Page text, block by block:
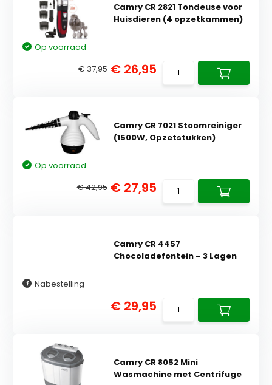
Camry CR 2821 Tondeuse voor
Huisdieren (4 opzetkammen)
Op voorraad
€ 37,95 € 26,95
Camry CR 7021 Stoomreiniger
(1500W, Opzetstukken)
Op voorraad
€ 42,95 € 27,95
Camry CR 4457
Chocoladefontein – 3 Lagen
Nabestelling
€ 29,95
Camry CR 8052 Mini
Wasmachine met Centrifuge